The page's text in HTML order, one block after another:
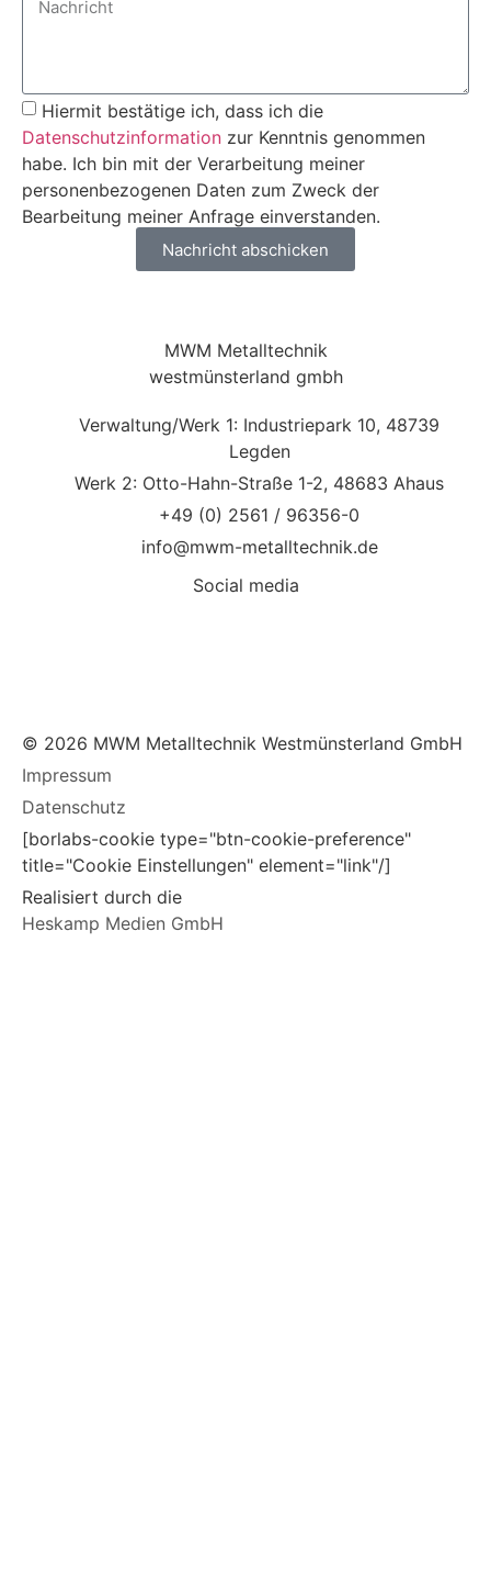
Hiermit bestätige ich, dass ich die
Datenschutzinformation zur Kenntnis genommen
habe. Ich bin mit der Verarbeitung meiner
personenbezogenen Daten zum Zweck der
Bearbeitung meiner Anfrage einverstanden.
Nachricht abschicken
MWM Metalltechnik
westmünsterland gmbh
Verwaltung/Werk 1: Industriepark 10, 48739
Legden
Werk 2: Otto-Hahn-Straße 1-2, 48683 Ahaus
+49 (0) 2561 / 96356-0
info@mwm-metalltechnik.de
Social media
© 2026 MWM Metalltechnik Westmünsterland GmbH
Impressum
Datenschutz
[borlabs-cookie type="btn-cookie-preference"
title="Cookie Einstellungen" element="link"/]
Realisiert durch die
Heskamp Medien GmbH